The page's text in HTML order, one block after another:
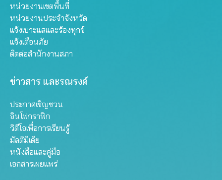
หน่วยงานเขตพื้นที่
หน่วยงานประจำจังหวัด
แจ้งเบาะแสและร้องทุกข์
แจ้งเตือนภัย
ติดต่อสำนักงานสภา
ข่าวสาร และรณรงค์
ประกาศเชิญชวน
อินโฟกราฟิก
วิดีโอเพื่อการเรียนรู้
มัลติมีเดีย
หนังสือและคู่มือ
เอกสารเผยแพร่